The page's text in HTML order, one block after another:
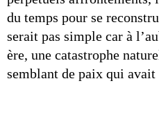
du temps pour se
serait pas simple car à
ère, une catastrophe
semblant de paix qui